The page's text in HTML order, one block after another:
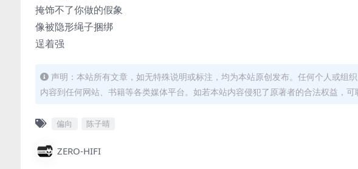
掩饰不了你做的假象
像被隐形绳子捆绑
逞着强
声明：本站所有文章，如无特殊说明或标注，均为本站原创发布。任何个人或组
内容到任何网站、书籍等各类媒体平台。如若本站内容侵犯了原著者的合法权益，可
偏向 陈子晴
ZERO-HIFI